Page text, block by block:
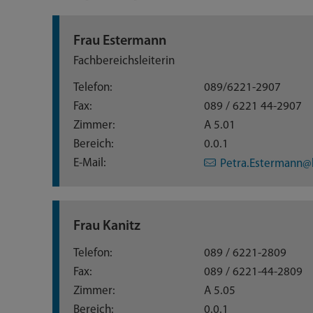
Frau Estermann
Fachbereichsleiterin
Telefon:
089/6221-2907
Fax:
089 / 6221 44-2907
Zimmer:
A 5.01
Bereich:
0.0.1
E-Mail:
Frau Kanitz
Telefon:
089 / 6221-2809
Fax:
089 / 6221-44-2809
Zimmer:
A 5.05
Bereich:
0.0.1